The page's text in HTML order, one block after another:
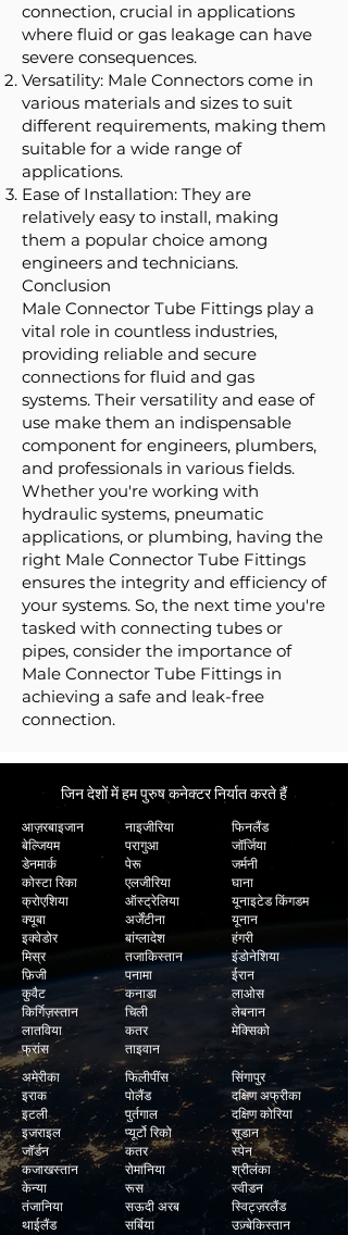
connection, crucial in applications
where fluid or gas leakage can have
severe consequences.
Versatility: Male Connectors come in
various materials and sizes to suit
different requirements, making them
suitable for a wide range of
applications.
Ease of Installation: They are
relatively easy to install, making
them a popular choice among
engineers and technicians.
Conclusion
Male Connector Tube Fittings play a
vital role in countless industries,
providing reliable and secure
connections for fluid and gas
systems. Their versatility and ease of
use make them an indispensable
component for engineers, plumbers,
and professionals in various fields.
Whether you're working with
hydraulic systems, pneumatic
applications, or plumbing, having the
right Male Connector Tube Fittings
ensures the integrity and efficiency of
your systems. So, the next time you're
tasked with connecting tubes or
pipes, consider the importance of
Male Connector Tube Fittings in
achieving a safe and leak-free
connection.
जिन देशों में हम पुरुष कनेक्टर निर्यात करते हैं
आज़रबाइजान
बेल्जियम
डेनमार्क
कोस्टा रिका
क्रोएशिया
क्यूबा
इक्वेडोर
मिस्र
फ़िजी
कुवैट
किर्गिज़स्तान
लातविया
फ्रांस
अमेरीका
इराक
इटली
इजराइल
जॉर्डन
कजाखस्तान
केन्या
तंजानिया
थाईलैंड
नाइजीरिया
परागुआ
पेरू
एलजीरिया
ऑस्ट्रेलिया
अर्जेंटीना
बांग्लादेश
तजाकिस्तान
पनामा
कनाडा
चिली
कतर
ताइवान
फिलीपींस
पोलैंड
पुर्तगाल
प्यूर्टो रिको
कतर
रोमानिया
रूस
सऊदी अरब
सर्बिया
फिनलैंड
जॉर्जिया
जर्मनी
घाना
यूनाइटेड किंगडम
यूनान
हंगरी
इंडोनेशिया
ईरान
लाओस
लेबनान
मेक्सिको
सिंगापुर
दक्षिण अफ्रीका
दक्षिण कोरिया
सूडान
स्पेन
श्रीलंका
स्वीडन
स्विट्ज़रलैंड
उज़्बेकिस्तान